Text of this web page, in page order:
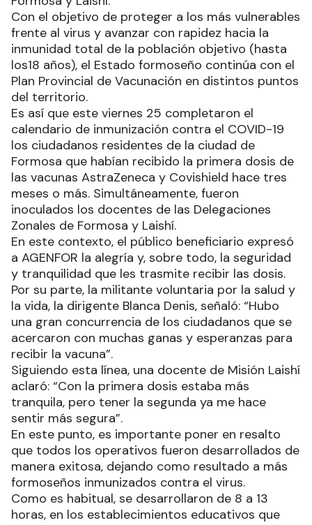
Con el objetivo de proteger a los más vulnerables
frente al virus y avanzar con rapidez hacia la
inmunidad total de la población objetivo (hasta
los18 años), el Estado formoseño continúa con el
Plan Provincial de Vacunación en distintos puntos
del territorio.
Es así que este viernes 25 completaron el
calendario de inmunización contra el COVID-19
los ciudadanos residentes de la ciudad de
Formosa que habían recibido la primera dosis de
las vacunas AstraZeneca y Covishield hace tres
meses o más. Simultáneamente, fueron
inoculados los docentes de las Delegaciones
Zonales de Formosa y Laishí.
En este contexto, el público beneficiario expresó
a AGENFOR la alegría y, sobre todo, la seguridad
y tranquilidad que les trasmite recibir las dosis.
Por su parte, la militante voluntaria por la salud y
la vida, la dirigente Blanca Denis, señaló: “Hubo
una gran concurrencia de los ciudadanos que se
acercaron con muchas ganas y esperanzas para
recibir la vacuna”.
Siguiendo esta línea, una docente de Misión Laishí
aclaró: “Con la primera dosis estaba más
tranquila, pero tener la segunda ya me hace
sentir más segura”.
En este punto, es importante poner en resalto
que todos los operativos fueron desarrollados de
manera exitosa, dejando como resultado a más
formoseños inmunizados contra el virus.
Como es habitual, se desarrollaron de 8 a 13
horas, en los establecimientos educativos que